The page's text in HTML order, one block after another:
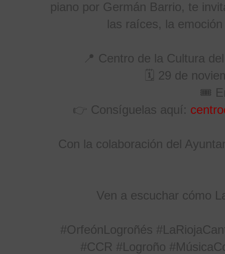
piano por Germán Barrio, te
las raíces, la
📍 Centro de la Cultura
🗓 29 de
🎟️
👉 Consíguelas aquí:
Con la colaboración del
Ven a escuchar cómo
#OrfeónLogroñés
#CCR #Logroño